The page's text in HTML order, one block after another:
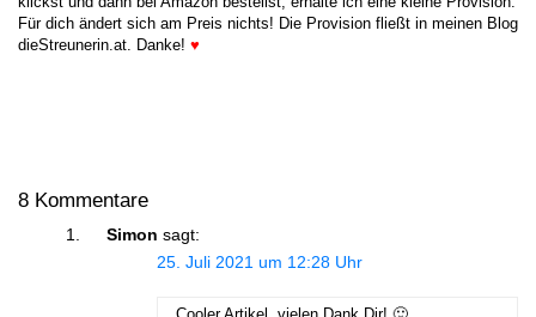
paar von vielen Höhenmeter mit dem Bike zu
machen?
Danke im Voraus, LG Markus
du etwas, wenn du im WWW danach